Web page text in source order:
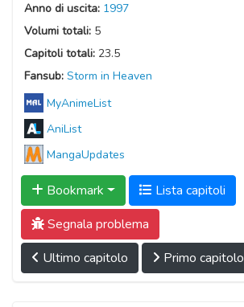
Anno di uscita: 1997
Volumi totali: 5
Capitoli totali: 23.5
Fansub: Storm in Heaven
MyAnimeList
AniList
MangaUpdates
Bookmark
Lista capitoli
Segnala problema
Ultimo capitolo
Primo capitolo